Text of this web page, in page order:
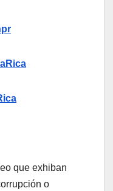
que exhiban
o